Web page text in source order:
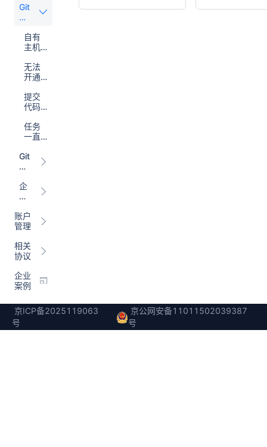
常
见
题
de
常
问
题
Git
ee
D
见
问
自有
主机
失败
怎么
无法
开通
线怎
么
提交
代码
触发
构建
办？
任务
一直
中没
有日
么
办？
Git
ee
si
gh
常
见
题
企
业
理
常
问
题
账户
管理
相关
协议
企业
案例
京ICP备2025119063
号
京公网安备11011502039387
号